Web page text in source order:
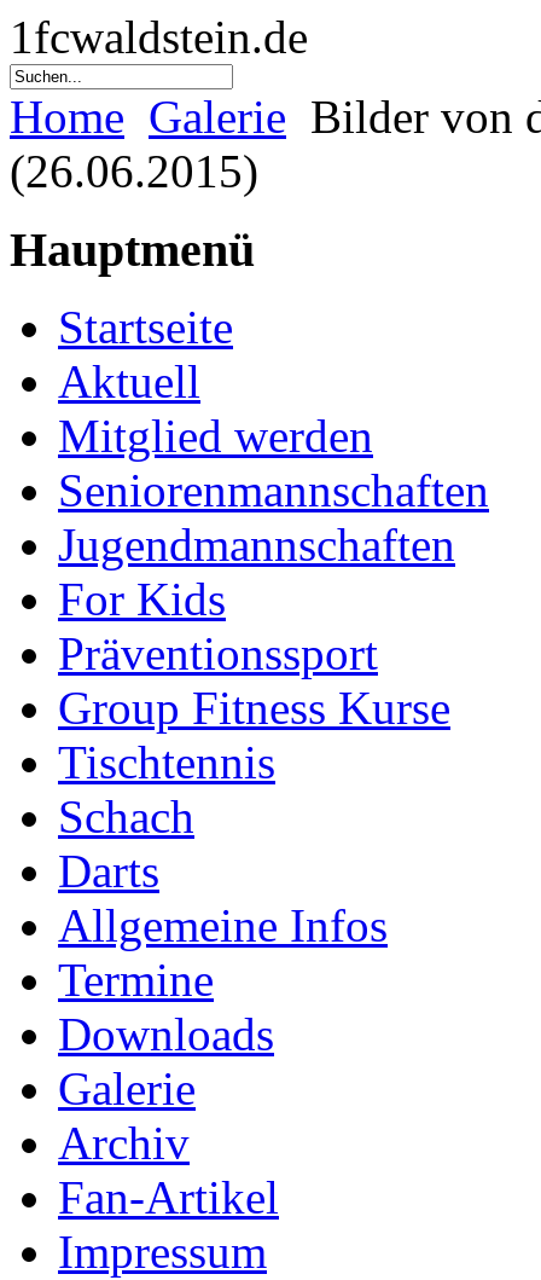
1fcwaldstein.de
Home Galerie Bilder von
(26.06.2015)
Hauptmenü
Startseite
Aktuell
Mitglied werden
Seniorenmannschaften
Jugendmannschaften
For Kids
Präventionssport
Group Fitness Kurse
Tischtennis
Schach
Darts
Allgemeine Infos
Termine
Downloads
Galerie
Archiv
Fan-Artikel
Impressum